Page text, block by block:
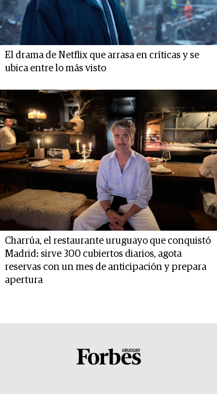
El drama de Netflix que arrasa en críticas y se
ubica entre lo más visto
Charrúa, el restaurante uruguayo que conquistó
Madrid: sirve 300 cubiertos diarios, agota
reservas con un mes de anticipación y prepara
apertura